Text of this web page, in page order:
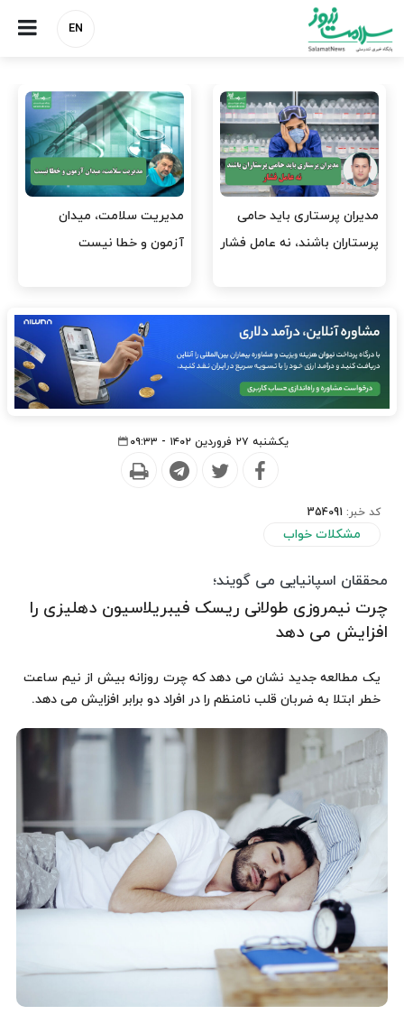
EN
وقت وزیر بهداشت باید صرف
افتتاح پروژه‌ها شود؟
واردات دارو و کالاهای اساسی
باید در اولویت تخصیص ارز
یکشنبه ۲۷ فروردین ۱۴۰۲ - ۰۹:۳۳
کد خبر: 354091
مشکلات خواب
محققان اسپانیایی می گویند؛
چرت نیمروزی طولانی ریسک فیبریلاسیون دهلیزی را
افزایش می دهد
یک مطالعه جدید نشان می دهد که چرت روزانه بیش از نیم ساعت
خطر ابتلا به ضربان قلب نامنظم را در افراد دو برابر افزایش می دهد.